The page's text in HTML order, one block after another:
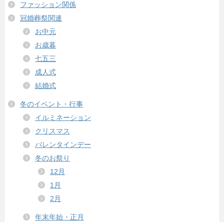
ファッション関係
冠婚葬祭関連
お中元
お歳暮
七五三
成人式
結婚式
冬のイベント・行事
イルミネーション
クリスマス
バレンタインデー
冬のお祭り
12月
1月
2月
年末年始・正月